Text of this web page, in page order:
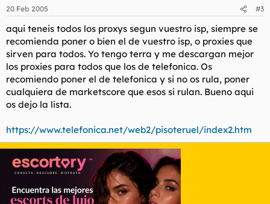
20 Feb 2005 #3
aqui teneis todos los proxys segun vuestro isp, siempre se
recomienda poner o bien el de vuestro isp, o proxies que
sirven para todos. Yo tengo terra y me descargan mejor
los proxies para todos que los de telefonica. Os
recomiendo poner el de telefonica y si no os rula, poner
cualquiera de marketscore que esos si rulan. Bueno aqui
os dejo la lista.
https://www.telefonica.net/web2/pisoteruel/index2.htm